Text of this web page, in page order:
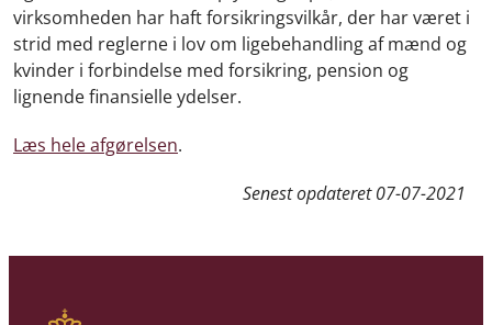
virksomheden har haft forsikringsvilkår, der har været i
strid med reglerne i lov om ligebehandling af mænd og
kvinder i forbindelse med forsikring, pension og
lignende finansielle ydelser.
Læs hele afgørelsen.
Senest opdateret07-07-2021